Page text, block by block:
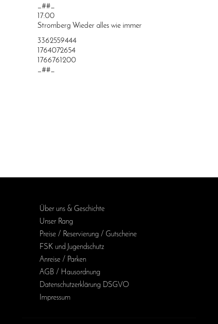
_##_
17:00
Stromberg Wieder alles wie immer
3362559444
1764072654
1766761200
_##_
Über uns & Geschichte
Unser Rang
Preise / Reservierung / Gutscheine
FSK und Jugendschutz
Anreise / Parken
AGB / Haus­ordnung
Daten­schutz­erklärung DSGVO
Impressum